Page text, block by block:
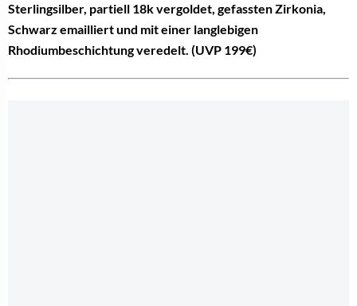
Sterlingsilber, partiell 18k vergoldet, gefassten Zirkonia,
Schwarz emailliert und mit einer langlebigen
Rhodiumbeschichtung veredelt. (UVP 199€)